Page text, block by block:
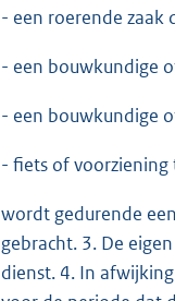
- een roerende
- een bouwkundige
- een bouwkundige
- fiets of voorziening
wordt gedurende
gebracht. 3. De
dienst. 4. In